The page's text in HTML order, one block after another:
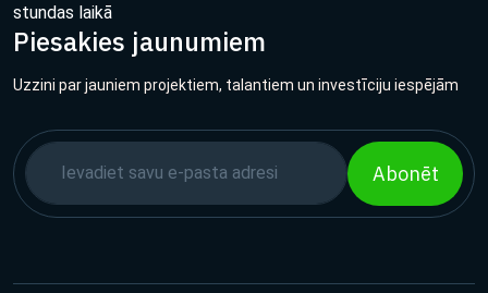
stundas laikā
Piesakies jaunumiem
Uzzini par jauniem projektiem, talantiem un investīciju iespējām
Abonēt